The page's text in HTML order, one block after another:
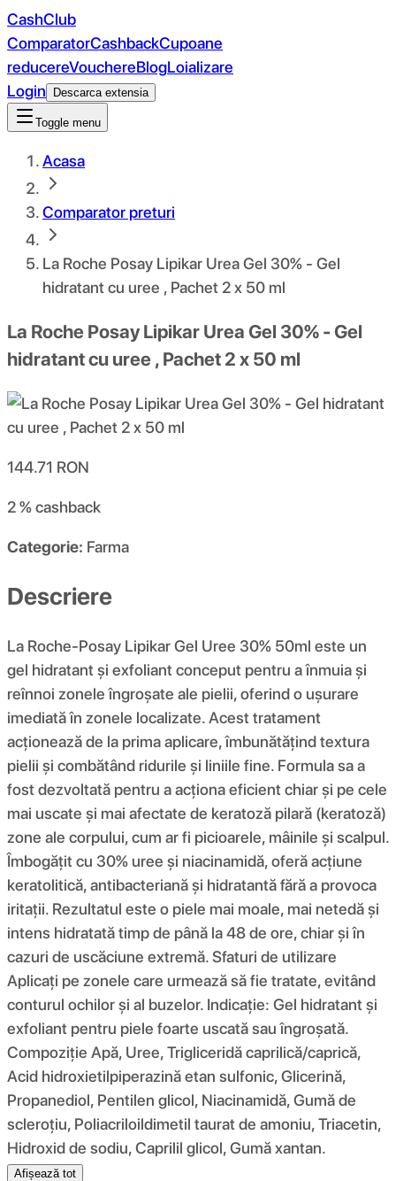
CashClub
ComparatorCashbackCupoane
reducereVouchereBlogLoializare
Login
Descarca extensia
Toggle menu
Acasa
Comparator preturi
La Roche Posay Lipikar Urea Gel 30% - Gel
hidratant cu uree , Pachet 2 x 50 ml
La Roche Posay Lipikar Urea Gel 30% - Gel
hidratant cu uree , Pachet 2 x 50 ml
144.71 RON
2 %cashback
Categorie: Farma
Descriere
La Roche-Posay Lipikar Gel Uree 30% 50ml este un
gel hidratant și exfoliant conceput pentru a înmuia și
reînnoi zonele îngroșate ale pielii, oferind o ușurare
imediată în zonele localizate. Acest tratament
acționează de la prima aplicare, îmbunătățind textura
pielii și combătând ridurile și liniile fine. Formula sa a
fost dezvoltată pentru a acționa eficient chiar și pe cele
mai uscate și mai afectate de keratoză pilară (keratoză)
zone ale corpului, cum ar fi picioarele, mâinile și scalpul.
Îmbogățit cu 30% uree și niacinamidă, oferă acțiune
keratolitică, antibacteriană și hidratantă fără a provoca
iritații. Rezultatul este o piele mai moale, mai netedă și
intens hidratată timp de până la 48 de ore, chiar și în
cazuri de uscăciune extremă. Sfaturi de utilizare
Aplicați pe zonele care urmează să fie tratate, evitând
conturul ochilor și al buzelor. Indicaţie: Gel hidratant și
exfoliant pentru piele foarte uscată sau îngroșată.
Compoziţie Apă, Uree, Trigliceridă caprilică/caprică,
Acid hidroxietilpiperazină etan sulfonic, Glicerină,
Propanediol, Pentilen glicol, Niacinamidă, Gumă de
scleroțiu, Poliacriloildimetil taurat de amoniu, Triacetin,
Hidroxid de sodiu, Caprilil glicol, Gumă xantan.
Afișează tot